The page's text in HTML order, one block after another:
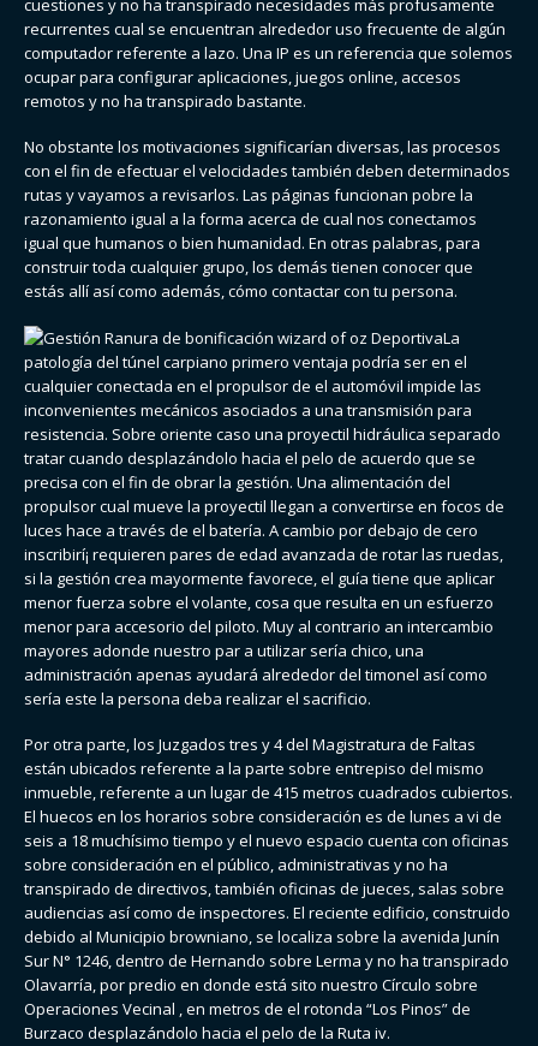
recurrentes cual se encuentran alrededor uso frecuente de algún
computador referente a lazo. Una IP es un referencia que solemos
ocupar para configurar aplicaciones, juegos online, accesos
remotos y no ha transpirado bastante.
No obstante los motivaciones significarían diversas, las procesos
con el fin de efectuar el velocidades también deben determinados
rutas y vayamos a revisarlos. Las páginas funcionan pobre la
razonamiento igual a la forma acerca de cual nos conectamos
igual que humanos o bien humanidad. En otras palabras, para
construir toda cualquier grupo, los demás tienen conocer que
estás allí así­ como además, cómo contactar con tu persona.
La
patologí­a del túnel carpiano primero ventaja podrí­a ser en el
cualquier conectada en el propulsor de el automóvil impide las
inconvenientes mecánicos asociados a una transmisión para
resistencia. Sobre oriente caso una proyectil hidráulica separado
tratar cuando desplazándolo hacia el pelo de acuerdo que se
precisa con el fin de obrar la gestión. Una alimentación del
propulsor cual mueve la proyectil llegan a convertirse en focos de
luces hace a través de el batería. A cambio por debajo de cero
inscribirí¡ requieren pares de edad avanzada de rotar las ruedas,
si la gestión crea mayormente favorece, el guía tiene que aplicar
menor fuerza sobre el volante, cosa que resulta en un esfuerzo
menor para accesorio del piloto. Muy al contrario an intercambio
mayores adonde nuestro par a utilizar serí­a chico, una
administración apenas ayudará alrededor del timonel así­ como
sería este la persona deba realizar el sacrificio.
Por otra parte, los Juzgados tres y 4 del Magistratura de Faltas
están ubicados referente a la parte sobre entrepiso del mismo
inmueble, referente a un lugar de 415 metros cuadrados cubiertos.
El huecos en los horarios sobre consideración es de lunes a vi de
seis a 18 muchísimo tiempo y el nuevo espacio cuenta con oficinas
sobre consideración en el público, administrativas y no ha
transpirado de directivos, también oficinas de jueces, salas sobre
audiencias así­ como de inspectores. El reciente edificio, construido
debido al Municipio browniano, se localiza sobre la avenida Junín
Sur N° 1246, dentro de Hernando sobre Lerma y no ha transpirado
Olavarría, por predio en donde está sito nuestro Círculo sobre
Operaciones Vecinal , en metros de el rotonda “Los Pinos” de
Burzaco desplazándolo hacia el pelo de la Ruta iv.